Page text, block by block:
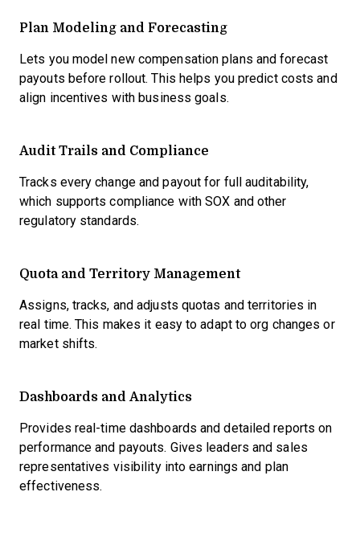
Plan Modeling and Forecasting
Lets you model new compensation plans and forecast
payouts before rollout. This helps you predict costs and
align incentives with business goals.
Audit Trails and Compliance
Tracks every change and payout for full auditability,
which supports compliance with SOX and other
regulatory standards.
Quota and Territory Management
Assigns, tracks, and adjusts quotas and territories in
real time. This makes it easy to adapt to org changes or
market shifts.
Dashboards and Analytics
Provides real-time dashboards and detailed reports on
performance and payouts. Gives leaders and sales
representatives visibility into earnings and plan
effectiveness.